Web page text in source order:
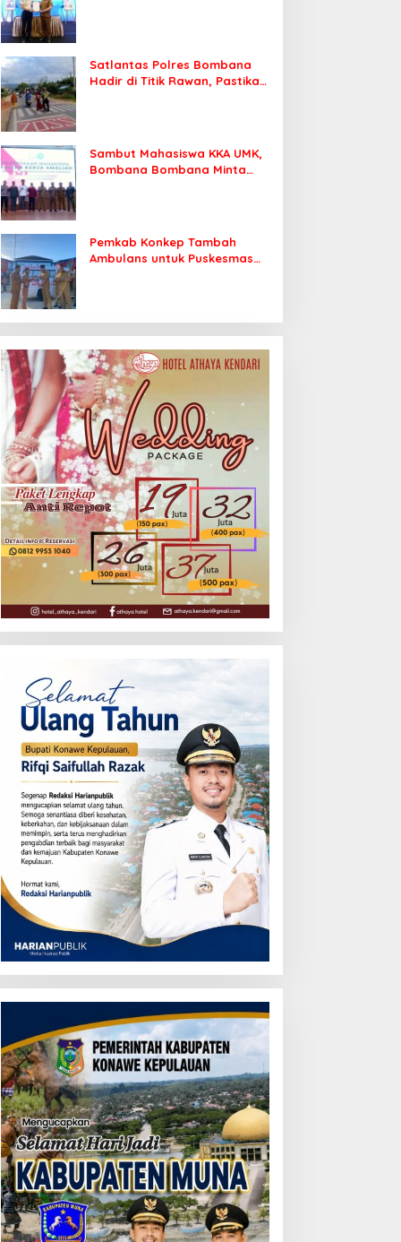
Satlantas Polres Bombana
Hadir di Titik Rawan, Pastikan
Sambut Mahasiswa KKA UMK,
Bombana Bombana Minta
Pemkab Konkep Tambah
Ambulans untuk Puskesmas